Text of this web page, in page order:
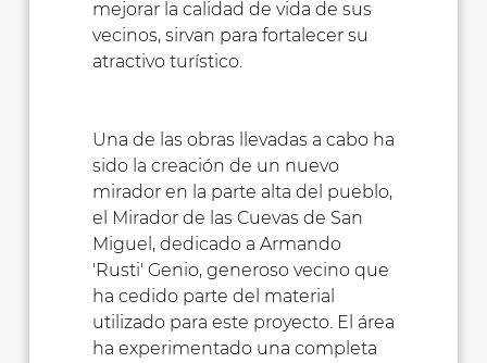
mejorar la calidad de vida de sus
vecinos, sirvan para fortalecer su
atractivo turístico.
Una de las obras llevadas a cabo ha
sido la creación de un nuevo
mirador en la parte alta del pueblo,
el Mirador de las Cuevas de San
Miguel, dedicado a Armando
'Rusti' Genio, generoso vecino que
ha cedido parte del material
utilizado para este proyecto. El área
ha experimentado una completa